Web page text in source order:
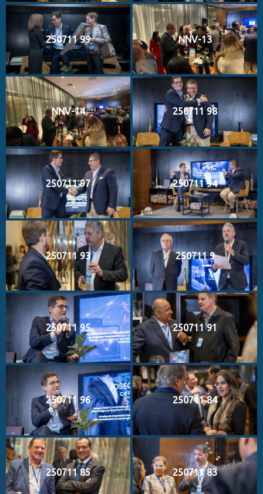
250711 99 NNV-13
NNV-14 250711 98
250711 97 250711 94
250711 93 250711 9
250711 95 250711 91
250711 96 250711 84
250711 85 250711 83